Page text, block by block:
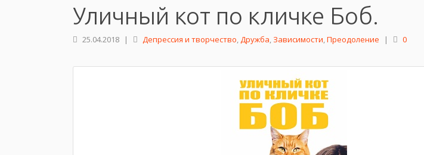
Уличный кот по кличке Боб.
25.04.2018 | Депрессия и творчество,Дружба, Зависимости,Преодоление | 0